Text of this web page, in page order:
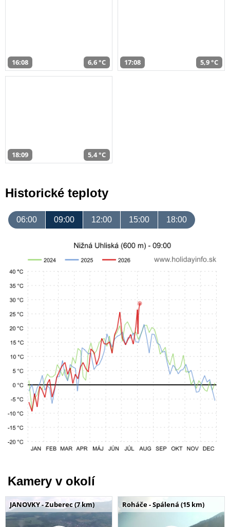
16:08 6,6 °C 17:08 5,9 °C
18:09 5,4 °C
Historické teploty
06:00 09:00 12:00 15:00 18:00
Kamery v okolí
JANOVKY - Zuberec (7 km) Roháče - Spálená (15 km)